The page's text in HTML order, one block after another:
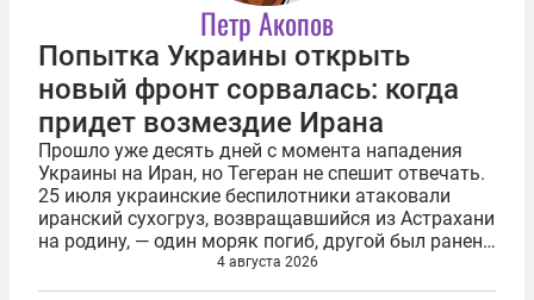
Петр Акопов
Попытка Украины открыть
новый фронт сорвалась: когда
придет возмездие Ирана
Прошло уже десять дней с момента нападения
Украины на Иран, но Тегеран не спешит отвечать.
25 июля украинские беспилотники атаковали
иранский сухогруз, возвращавшийся из Астрахани
на родину, — один моряк погиб, другой был ранен.
Иран назвал атаку агрессией и опасной
авантюрой, пообещав, что Украина...
4 августа 2026